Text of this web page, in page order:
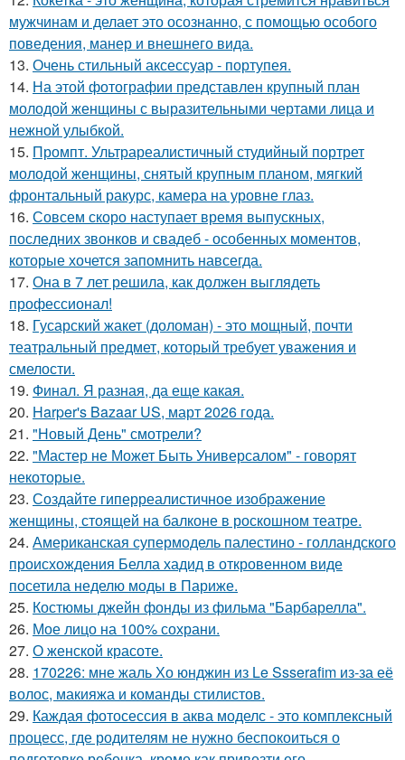
мужчинам и делает это осознанно, с помощью особого
поведения, манер и внешнего вида.
13. Очень стильный аксессуар - портупея.
14. На этой фотографии представлен крупный план
молодой женщины с выразительными чертами лица и
нежной улыбкой.
15. Промпт. Ультрареалистичный студийный портрет
молодой женщины, снятый крупным планом, мягкий
фронтальный ракурс, камера на уровне глаз.
16. Совсем скоро наступает время выпускных,
последних звонков и свадеб - особенных моментов,
которые хочется запомнить навсегда.
17. Она в 7 лет решила, как должен выглядеть
профессионал!
18. Гусарский жакет (доломан) - это мощный, почти
театральный предмет, который требует уважения и
смелости.
19. Финал. Я разная, да еще какая.
20. Harper's Bazaar US, март 2026 года.
21. "Новый День" смотрели?
22. "Мастер не Может Быть Универсалом" - говорят
некоторые.
23. Создайте гиперреалистичное изображение
женщины, стоящей на балконе в роскошном театре.
24. Американская супермодель палестино - голландского
происхождения Белла хадид в откровенном виде
посетила неделю моды в Париже.
25. Костюмы джейн фонды из фильма "Барбарелла".
26. Мое лицо на 100% сохрани.
27. О женской красоте.
28. 170226: мне жаль Хо юнджин из Le Ssserafim из-за её
волос, макияжа и команды стилистов.
29. Каждая фотосессия в аква моделс - это комплексный
процесс, где родителям не нужно беспокоиться о